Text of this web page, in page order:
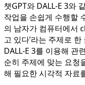
챗GPT와 DALL-E 3와
작업을 손쉽게 수행할
의 남자가 컴퓨터에서
고 있다’라는 주제로
DALL-E 3를 이용해 관
순히 주제에 맞는 요청
해 필요한 시각적 자료